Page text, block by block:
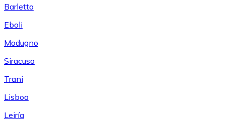
Barletta
Eboli
Modugno
Siracusa
Trani
Lisboa
Leiría